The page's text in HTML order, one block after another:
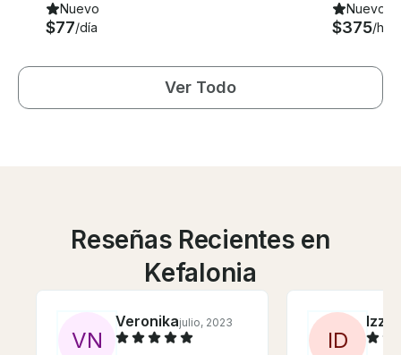
Nuevo
$77/día
Nuevo
$375/
Ver Todo
Reseñas Recientes en
Kefalonia
VN
Veronikajulio, 2023
ID
Izzy